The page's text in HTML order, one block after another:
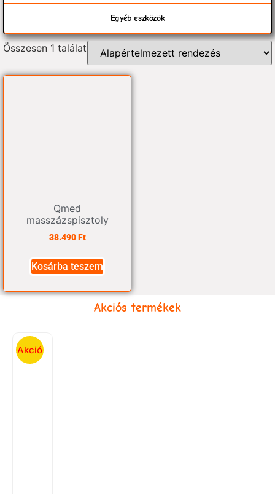
Egyéb eszközök
Összesen 1 találat
Qmed
masszázspisztoly
38.490Ft
Kosárba teszem
Akciós termékek
Akció